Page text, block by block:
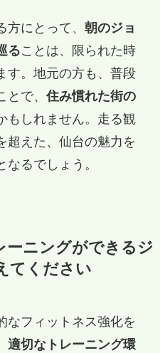
にとって、 朝のジョ
ることは、限られた時
す。地元の方も、普段
で、 住み慣れた街の
もしれません。走る観
超えた、仙台の魅力を
るでしょう。
ーニングができるジ
てください
なフィットネス強化を
適切なトレーニング環